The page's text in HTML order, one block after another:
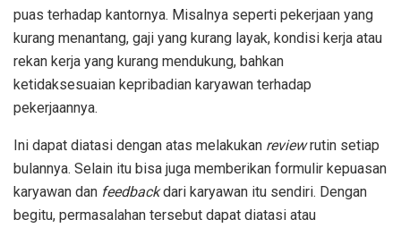
puas terhadap kantornya. Misalnya seperti pekerjaan yang
kurang menantang, gaji yang kurang layak, kondisi kerja atau
rekan kerja yang kurang mendukung, bahkan
ketidaksesuaian kepribadian karyawan terhadap
pekerjaannya.
Ini dapat diatasi dengan atas melakukan reviewrutin setiap
bulannya. Selain itu bisa juga memberikan formulir kepuasan
karyawan dan feedbackdari karyawan itu sendiri. Dengan
begitu, permasalahan tersebut dapat diatasi atau